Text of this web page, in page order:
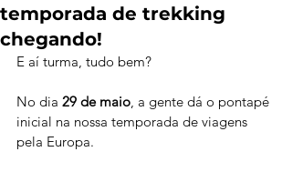
temporada de trekking
chegando!
E aí turma, tudo bem?
No dia 29 de maio, a gente dá o pontapé
inicial na nossa temporada de viagens
pela Europa.